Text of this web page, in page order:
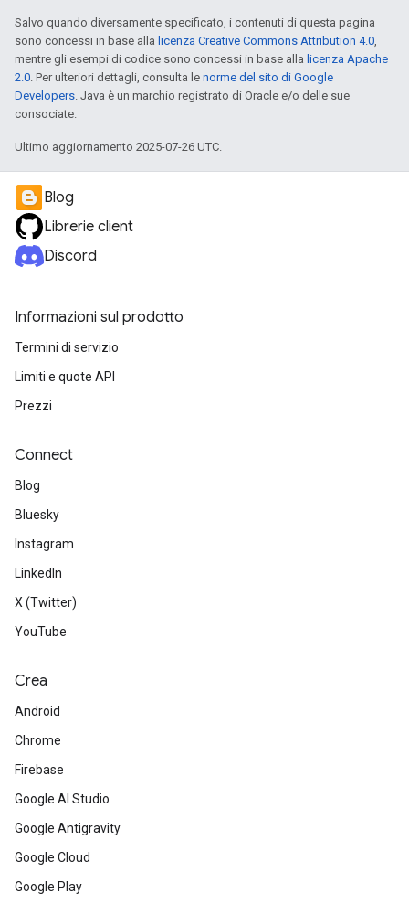
Salvo quando diversamente specificato, i contenuti di questa pagina
sono concessi in base alla licenza Creative Commons Attribution 4.0,
mentre gli esempi di codice sono concessi in base alla licenza Apache
2.0. Per ulteriori dettagli, consulta le norme del sito di Google
Developers. Java è un marchio registrato di Oracle e/o delle sue
consociate.
Ultimo aggiornamento 2025-07-26 UTC.
Blog
Librerie client
Discord
Informazioni sul prodotto
Termini di servizio
Limiti e quote API
Prezzi
Connect
Blog
Bluesky
Instagram
LinkedIn
X (Twitter)
YouTube
Crea
Android
Chrome
Firebase
Google AI Studio
Google Antigravity
Google Cloud
Google Play